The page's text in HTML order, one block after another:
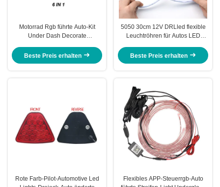
Motorrad Rgb führte Auto-Kit
Under Dash Decorate
Radioapparat
Beste Preis erhalten
5050 30cm 12V DRLled flexible
Leuchtröhren für Autos LED
Beste Preis erhalten
Rote Farb-Pilot-Automotive Led
Flexibles APP-Steuerrgb-Auto